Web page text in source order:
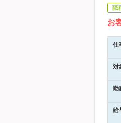
職
お
仕
対
勤
給